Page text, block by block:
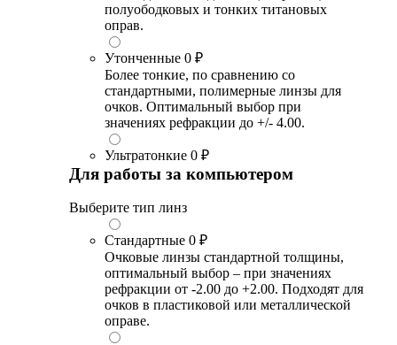
полуободковых и тонких титановых
оправ.
Утонченные 0 ₽
Более тонкие, по сравнению со
стандартными, полимерные линзы для
очков. Оптимальный выбор при
значениях рефракции до +/- 4.00.
Ультратонкие 0 ₽
Для работы за компьютером
Выберите тип линз
Стандартные 0 ₽
Очковые линзы стандартной толщины,
оптимальный выбор – при значениях
рефракции от -2.00 до +2.00. Подходят для
очков в пластиковой или металлической
оправе.